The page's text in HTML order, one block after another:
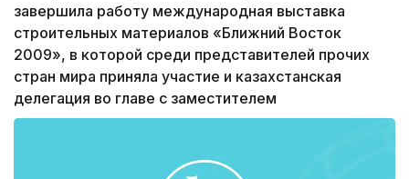
завершила работу международная выставка
строительных материалов «Ближний Восток
2009», в которой среди представителей прочих
стран мира приняла участие и казахстанская
делегация во главе с заместителем